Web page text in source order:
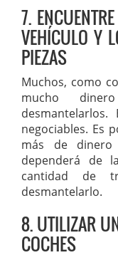
7.
VEHÍCULO Y
PIEZAS
Muchos, como
mucho
negociables. Es
más de
dependerá de
cantidad de
desmantelarlo.
8. UTILIZAR
COCHES